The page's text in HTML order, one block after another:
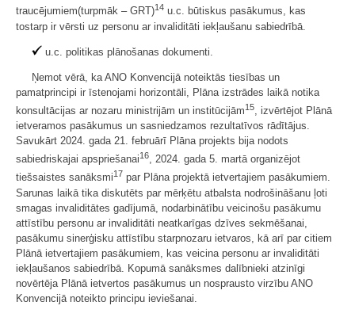
traucējumiem(turpmāk – GRT)14 u.c. būtiskus pasākumus, kas
tostarp ir vērsti uz personu ar invaliditāti iekļaušanu sabiedrībā.
u.c. politikas plānošanas dokumenti.
Ņemot vērā, ka ANO Konvencijā noteiktās tiesības un
pamatprincipi ir īstenojami horizontāli, Plāna izstrādes laikā notika
konsultācijas ar nozaru ministrijām un institūcijām15, izvērtējot Plānā
ietveramos pasākumus un sasniedzamos rezultatīvos rādītājus.
Savukārt 2024. gada 21. februārī Plāna projekts bija nodots
sabiedriskajai apspriešanai16, 2024. gada 5. martā organizējot
tiešsaistes sanāksmi17 par Plāna projektā ietvertajiem pasākumiem.
Sarunas laikā tika diskutēts par mērķētu atbalsta nodrošināšanu ļoti
smagas invaliditātes gadījumā, nodarbinātību veicinošu pasākumu
attīstību personu ar invaliditāti neatkarīgas dzīves sekmēšanai,
pasākumu sinerģisku attīstību starpnozaru ietvaros, kā arī par citiem
Plānā ietvertajiem pasākumiem, kas veicina personu ar invaliditāti
iekļaušanos sabiedrībā. Kopumā sanāksmes dalībnieki atzinīgi
novērtēja Plānā ietvertos pasākumus un nosprausto virzību ANO
Konvencijā noteikto principu ieviešanai.